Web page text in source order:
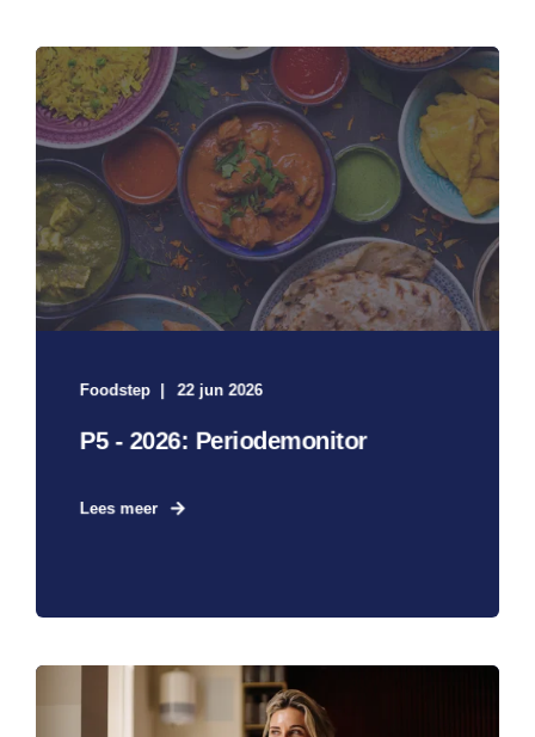
Foodstep 22 jun 2026
P5 - 2026: Periodemonitor
Lees meer